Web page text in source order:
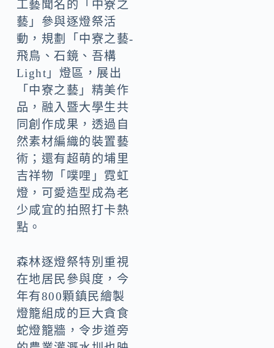
工藝聞名的「中寮之
藝」參與逐燈祭活
動，規劃「中寮之藝-
飛鳥、石鏡、吾構
Light」燈區，展出
「中寮之藝」精美作
品，融入暨大學生共
同創作成果，透過自
然素材編織的裝置藝
術；還有超萌的埔里
吉祥物「噗哩」霓虹
燈，可愛造型成為老
少咸宜的拍照打卡熱
點。
森林逐燈祭特別重視
在地居民參與度，今
年有800顆鎮民繪製
燈籠組成的巨大貪食
蛇燈籠牆，令步道旁